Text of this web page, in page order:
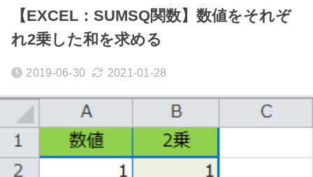
【EXCEL：SUMSQ関数】数値をそれぞ
れ2乗した和を求める
2019-06-30 2021-01-28